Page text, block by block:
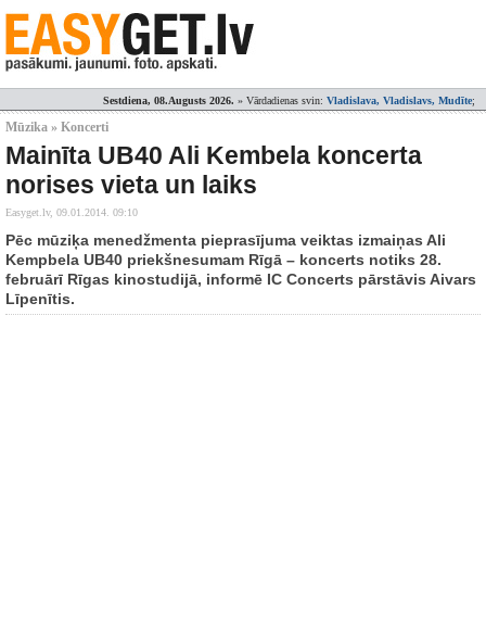
Sestdiena, 08.Augusts 2026. » Vārdadienas svin: Vladislava, Vladislavs, Mudīte;
Mūzika » Koncerti
Mainīta UB40 Ali Kembela koncerta
norises vieta un laiks
Easyget.lv, 09.01.2014. 09:10
Pēc mūziķa menedžmenta pieprasījuma veiktas izmaiņas Ali
Kempbela UB40 priekšnesumam Rīgā – koncerts notiks 28.
februārī Rīgas kinostudijā, informē IC Concerts pārstāvis Aivars
Līpenītis.